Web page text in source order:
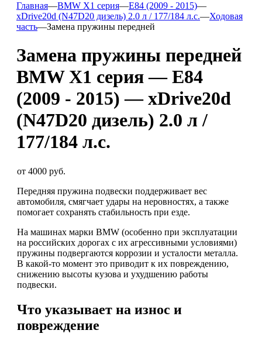
Главная—BMW X1 серия—E84 (2009 - 2015)—
xDrive20d (N47D20 дизель) 2.0 л / 177/184 л.с.—Ходовая
часть—Замена пружины передней
Замена пружины передней
BMW X1 серия — E84
(2009 - 2015) — xDrive20d
(N47D20 дизель) 2.0 л /
177/184 л.с.
от 4000 руб.
Передняя пружина подвески поддерживает вес
автомобиля, смягчает удары на неровностях, а также
помогает сохранять стабильность при езде.
На машинах марки BMW (особенно при эксплуатации
на российских дорогах с их агрессивными условиями)
пружины подвергаются коррозии и усталости металла.
В какой-то момент это приводит к их повреждению,
снижению высоты кузова и ухудшению работы
подвески.
Что указывает на износ и
повреждение